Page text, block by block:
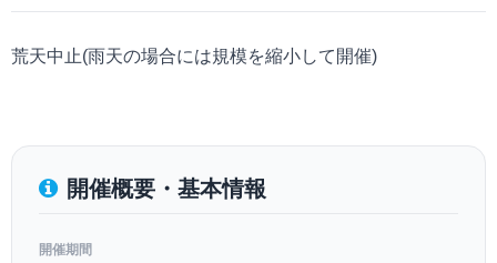
荒天中止(雨天の場合には規模を縮小して開催)
開催概要・基本情報
開催期間